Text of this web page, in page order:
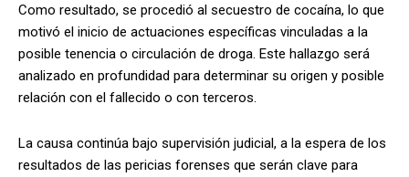
Como resultado, se procedió al secuestro de cocaína, lo que
motivó el inicio de actuaciones específicas vinculadas a la
posible tenencia o circulación de droga. Este hallazgo será
analizado en profundidad para determinar su origen y posible
relación con el fallecido o con terceros.
La causa continúa bajo supervisión judicial, a la espera de los
resultados de las pericias forenses que serán clave para